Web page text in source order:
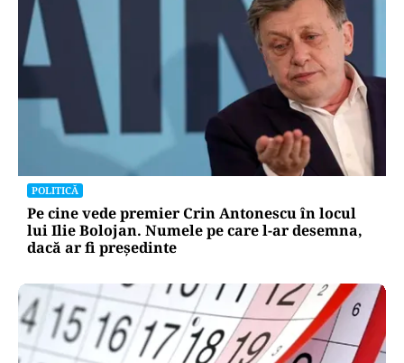
POLITICĂ
Pe cine vede premier Crin Antonescu în locul
lui Ilie Bolojan. Numele pe care l-ar desemna,
dacă ar fi președinte